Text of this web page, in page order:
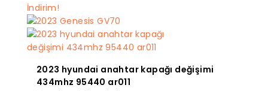
İndirim!
2023 hyundai anahtar kapağı değişimi
434mhz 95440 ar011